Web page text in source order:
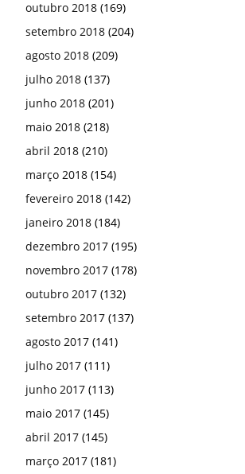
outubro 2018 (169)
setembro 2018 (204)
agosto 2018 (209)
julho 2018 (137)
junho 2018 (201)
maio 2018 (218)
abril 2018 (210)
março 2018 (154)
fevereiro 2018 (142)
janeiro 2018 (184)
dezembro 2017 (195)
novembro 2017 (178)
outubro 2017 (132)
setembro 2017 (137)
agosto 2017 (141)
julho 2017 (111)
junho 2017 (113)
maio 2017 (145)
abril 2017 (145)
março 2017 (181)